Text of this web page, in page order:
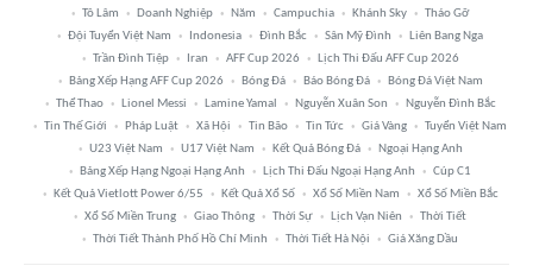
Tô Lâm
Doanh Nghiệp Năm Campuchia Khánh Sky
Tháo Gỡ
Đội Tuyển Việt Nam
Indonesia Đình Bắc Sân Mỹ Đình
Liên Bang Nga
Trần Đình Tiệp
Iran AFF Cup 2026
Lịch Thi Đấu AFF Cup 2026
Bảng Xếp Hạng AFF Cup 2026
Bóng Đá Báo Bóng Đá
Bóng Đá Việt Nam
Thể Thao
Lionel Messi Lamine Yamal Nguyễn Xuân Son
Nguyễn Đình Bắc
Tin Thế Giới
Pháp Luật Xã Hội Tin Bão Tin Tức Giá Vàng
Tuyển Việt Nam
U23 Việt Nam
U17 Việt Nam Kết Quả Bóng Đá
Ngoại Hạng Anh
Bảng Xếp Hạng Ngoại Hạng Anh
Lịch Thi Đấu Ngoại Hạng Anh
Cúp C1
Kết Quả Vietlott Power 6/55
Kết Quả Xổ Số Xổ Số Miền Nam
Xổ Số Miền Bắc
Xổ Số Miền Trung
Giao Thông Thời Sự Lịch Vạn Niên
Thời Tiết
Thời Tiết Thành Phố Hồ Chí Minh
Thời Tiết Hà Nội Giá Xăng Dầu